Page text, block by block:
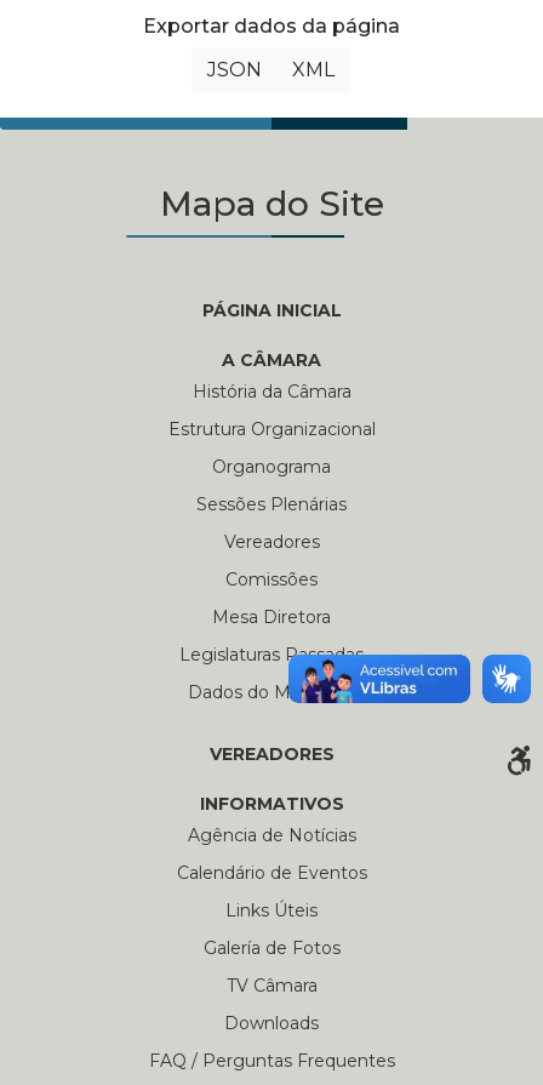
Exportar dados da página
JSON
XML
Mapa do Site
PÁGINA INICIAL
A CÂMARA
História da Câmara
Estrutura Organizacional
Organograma
Sessões Plenárias
Vereadores
Comissões
Mesa Diretora
Legislaturas Passadas
Dados do Município
VEREADORES
INFORMATIVOS
Agência de Notícias
Calendário de Eventos
Links Úteis
Galería de Fotos
TV Câmara
Downloads
FAQ / Perguntas Frequentes